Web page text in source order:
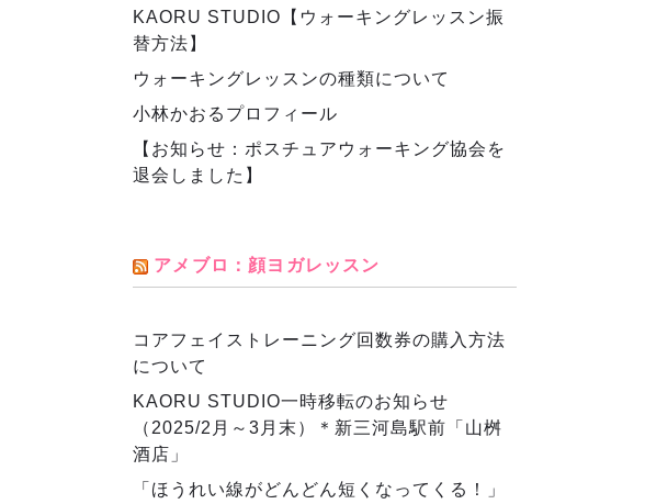
KAORU STUDIO【ウォーキングレッスン振
替方法】
ウォーキングレッスンの種類について
小林かおるプロフィール
【お知らせ：ポスチュアウォーキング協会を
退会しました】
アメブロ：顔ヨガレッスン
コアフェイストレーニング回数券の購入方法
について
KAORU STUDIO一時移転のお知らせ
（2025/2月～3月末）＊新三河島駅前「山桝
酒店」
「ほうれい線がどんどん短くなってくる！」